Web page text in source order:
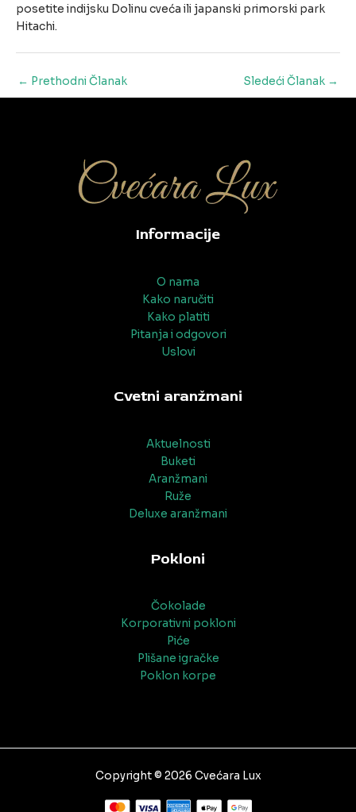
posetite indijsku Dolinu cveća ili japanski primorski park
Hitachi.
Post
← Prethodni Članak Sledeći Članak →
Informacije
O nama
Kako naručiti
Kako platiti
Pitanja i odgovori
Uslovi
Cvetni aranžmani
Aktuelnosti
Buketi
Aranžmani
Ruže
Deluxe aranžmani
Pokloni
Čokolade
Korporativni pokloni
Piće
Plišane igračke
Poklon korpe
Copyright © 2026 Cvećara Lux